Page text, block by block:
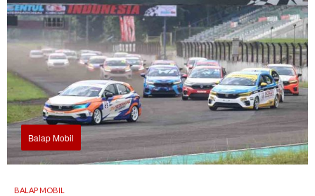
Balap Mobil
BALAP MOBIL